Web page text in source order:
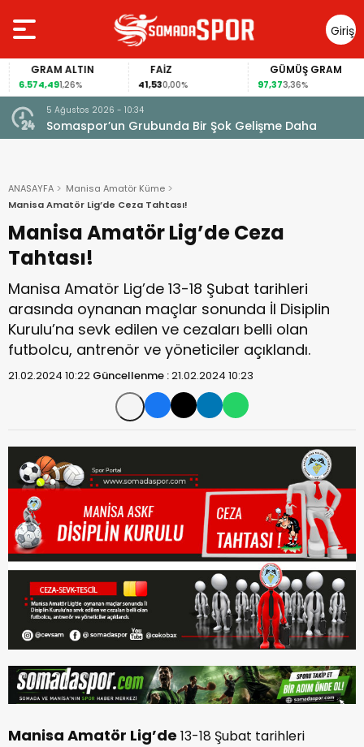
Giriş
Yap
GRAM ALTIN
6.574,491,26%
FAİZ
41,530,00%
GÜMÜŞ GRAM
97,373,36%
5 Ağustos 2026 - 10:34
Somaspor’un Grubunda Bir Şok Gelişme Daha
ANASAYFA
Manisa Amatör Küme
Manisa Amatör Lig’de Ceza Tahtası!
Manisa Amatör Lig’de Ceza
Tahtası!
Manisa Amatör Lig’de 13-18 Şubat tarihleri
arasında oynanan maçlar sonunda İl Disiplin
Kurulu’na sevk edilen ve cezaları belli olan
futbolcu, antrenör ve yöneticiler açıklandı.
21.02.2024 10:22 Güncellenme :21.02.2024 10:23
Manisa Amatör Lig’de 13-18 Şubat tarihleri